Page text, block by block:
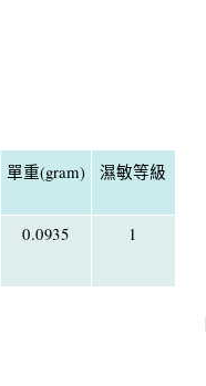
單重(gram) 濕敏等級
0.0935 1